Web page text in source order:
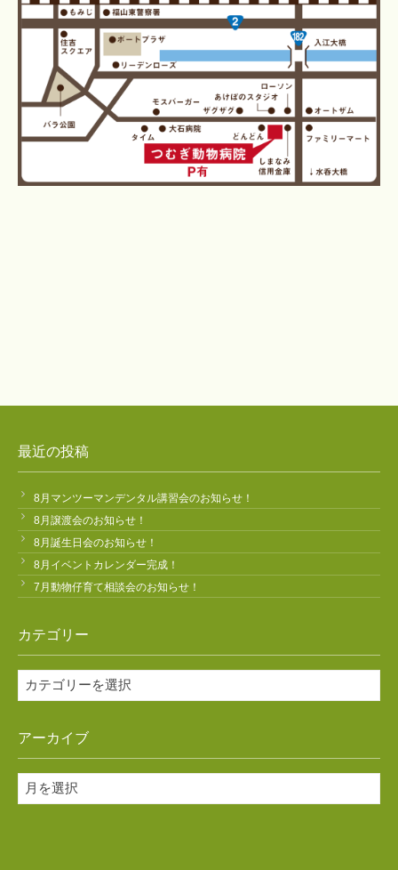
最近の投稿
8月マンツーマンデンタル講習会のお知らせ！
8月譲渡会のお知らせ！
8月誕生日会のお知らせ！
8月イベントカレンダー完成！
7月動物仔育て相談会のお知らせ！
カテゴリー
カ
テ
リ
アーカイブ
ア
ー